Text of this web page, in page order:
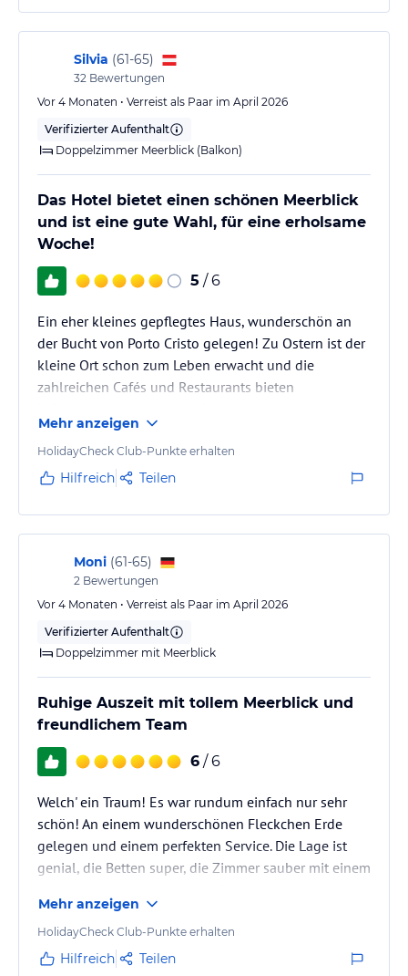
HP, man kann jedoch auch günstig individuell jeweils
hinzubuchen.
Es ist ein Erwachsenen Hotel, jedoch hat man bei
Meerblick durch den Strand direkt davor, trotzdem…
Silvia (61-65)
32 Bewertungen
Vor 4 Monaten • Verreist als Paar im April 2026
Verifizierter Aufenthalt
Doppelzimmer Meerblick (Balkon)
Das Hotel bietet einen schönen Meerblick
und ist eine gute Wahl, für eine erholsame
Woche!
5 / 6
Ein eher kleines gepflegtes Haus, wunderschön an
der Bucht von Porto Cristo gelegen! Zu Ostern ist der
kleine Ort schon zum Leben erwacht und die
zahlreichen Cafés und Restaurants bieten
Mehr anzeigen
HolidayCheck Club-Punkte erhalten
Hilfreich Teilen
Moni (61-65)
2 Bewertungen
Vor 4 Monaten • Verreist als Paar im April 2026
Verifizierter Aufenthalt
Doppelzimmer mit Meerblick
Ruhige Auszeit mit tollem Meerblick und
freundlichem Team
6 / 6
Welch' ein Traum! Es war rundum einfach nur sehr
schön! An einem wunderschönen Fleckchen Erde
gelegen und einem perfekten Service. Die Lage ist
genial, die Betten super, die Zimmer sauber mit einem
nicht zu bemängeln. Das Team schafft es, dass man
eine wirkliche Auszeit vom stressigen Alltag genießen
kann, aller sehr freundlich und stets bereit. Die
Mehr anzeigen
HolidayCheck Club-Punkte erhalten
Hilfreich Teilen